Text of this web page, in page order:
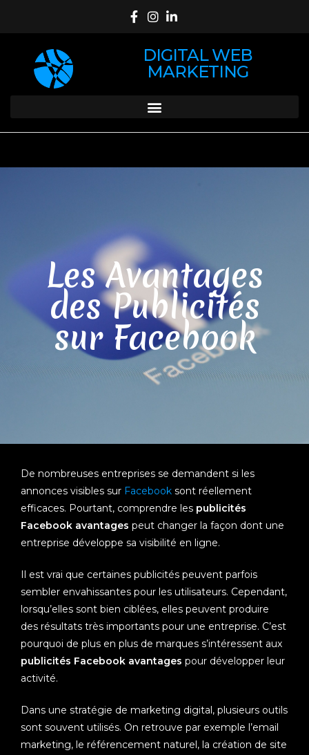
DIGITAL WEB
MARKETING
Les Avantages
des Publicités
sur Facebook
De nombreuses entreprises se demandent si les
annonces visibles sur Facebook sont réellement
efficaces. Pourtant, comprendre les publicités
Facebook avantages peut changer la façon dont une
entreprise développe sa visibilité en ligne.
Il est vrai que certaines publicités peuvent parfois
sembler envahissantes pour les utilisateurs. Cependant,
lorsqu’elles sont bien ciblées, elles peuvent produire
des résultats très importants pour une entreprise. C’est
pourquoi de plus en plus de marques s’intéressent aux
publicités Facebook avantages pour développer leur
activité.
Dans une stratégie de marketing digital, plusieurs outils
sont souvent utilisés. On retrouve par exemple l’email
marketing, le référencement naturel, la création de site